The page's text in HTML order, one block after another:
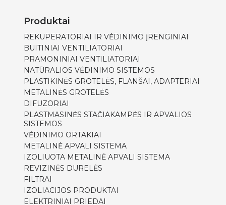
Produktai
REKUPERATORIAI IR VĖDINIMO ĮRENGINIAI
BUITINIAI VENTILIATORIAI
PRAMONINIAI VENTILIATORIAI
NATŪRALIOS VĖDINIMO SISTEMOS
PLASTIKINĖS GROTELĖS, FLANŠAI, ADAPTERIAI
METALINĖS GROTELĖS
DIFUZORIAI
PLASTMASINĖS STAČIAKAMPĖS IR APVALIOS
SISTEMOS
VĖDINIMO ORTAKIAI
METALINĖ APVALI SISTEMA
IZOLIUOTA METALINĖ APVALI SISTEMA
REVIZINĖS DURELĖS
FILTRAI
IZOLIACIJOS PRODUKTAI
ELEKTRINIAI PRIEDAI